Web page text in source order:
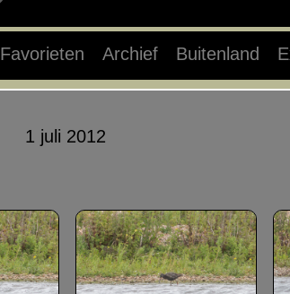
Favorieten Archief Buitenland
1 juli 2012